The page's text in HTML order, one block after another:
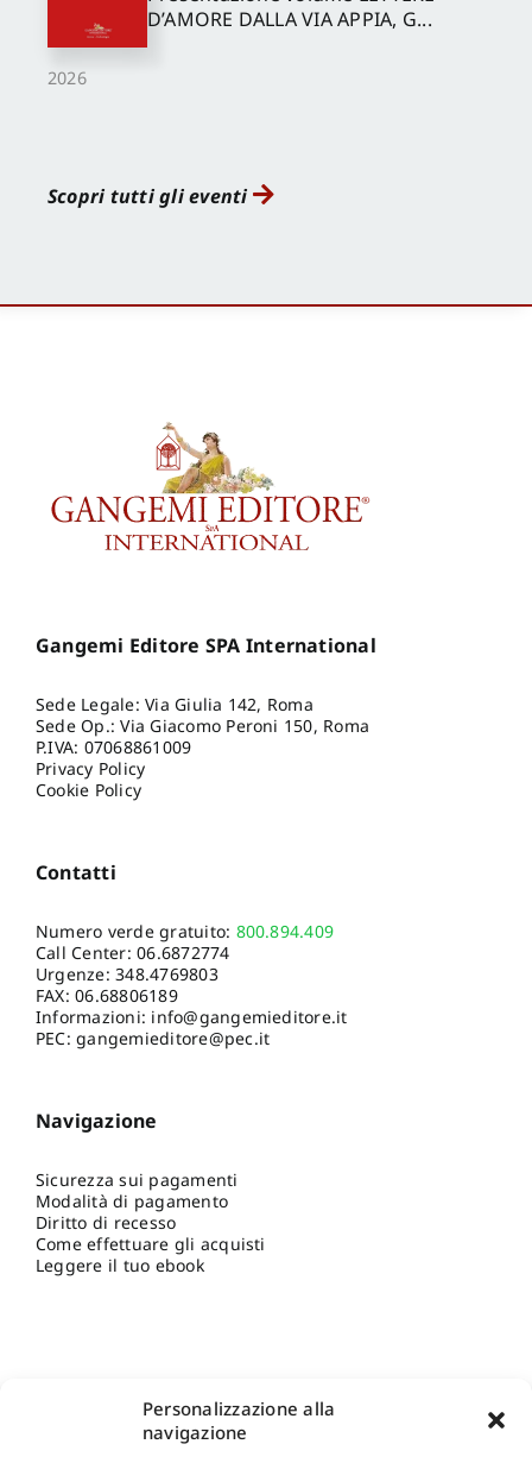
Personalizzazione alla
navigazione
2026
D’AMORE DALLA VIA APPIA, G...
Scopri tutti gli eventi
Gangemi Editore SPA International
Sede Legale: Via Giulia 142, Roma
Sede Op.: Via Giacomo Peroni 150, Roma
P.IVA: 07068861009
Privacy Policy
Cookie Policy
Contatti
Numero verde gratuito: 800.894.409
Call Center:06.6872774
Urgenze:348.4769803
FAX: 06.68806189
Informazioni: info@gangemieditore.it
PEC: gangemieditore@pec.it
Navigazione
Sicurezza sui pagamenti
Modalità di pagamento
Diritto di recesso
Come effettuare gli acquisti
Leggere il tuo ebook